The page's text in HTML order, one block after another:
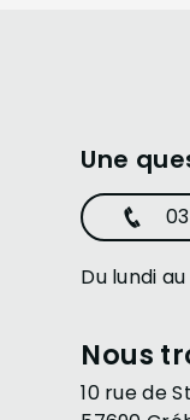
Une
Du lundi
Nous
10 rue de